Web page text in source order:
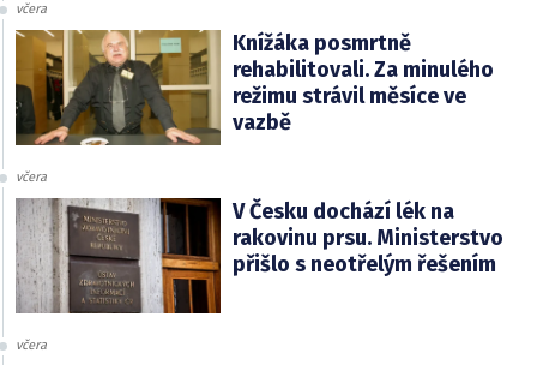
včera
Knížáka posmrtně
rehabilitovali. Za minulého
režimu strávil měsíce ve
vazbě
včera
V Česku dochází lék na
rakovinu prsu. Ministerstvo
přišlo s neotřelým řešením
včera